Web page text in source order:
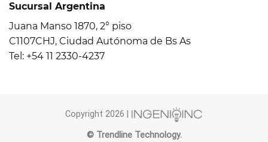
Sucursal Argentina
Juana Manso 1870, 2° piso
C1107CHJ, Ciudad Autónoma de Bs As
Tel: +54 11 2330-4237
Copyright 2026 |
© Trendline Technology.